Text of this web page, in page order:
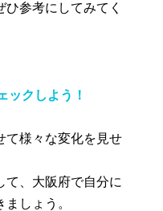
参考にしてみてく
ックしよう！
て様々な変化を見せ
て、大阪府で自分に
しょう。